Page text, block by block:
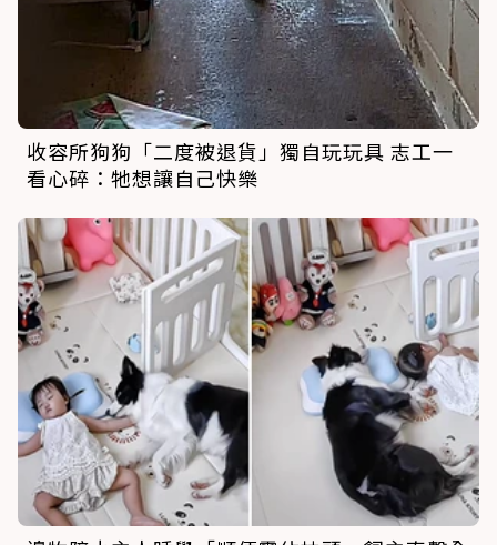
收容所狗狗「二度被退貨」獨自玩玩具 志工一
看心碎：牠想讓自己快樂